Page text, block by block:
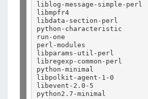
liblog-message-simple-perl
libmpfr4
libdata-section-perl
python-characteristic
run-one
perl-modules
libparams-util-perl
libregexp-common-perl
python-minimal
libpolkit-agent-1-0
libevent-2.0-5
python2.7-minimal